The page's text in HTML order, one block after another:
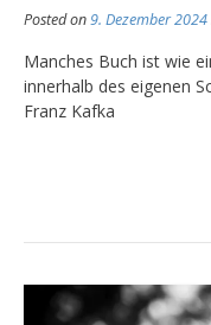
Posted on9. Dezember 2024
Manches Buch ist wie
innerhalb des eigenen
Franz Kafka